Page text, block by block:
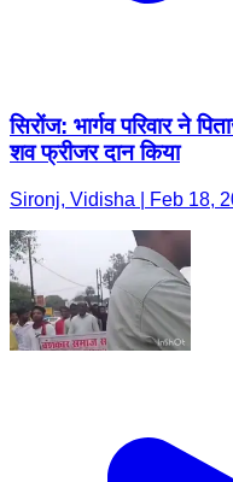
सिरोंज: भार्गव परिवार ने
शव फ्रीजर दान किया
Sironj, Vidisha | Feb 18,